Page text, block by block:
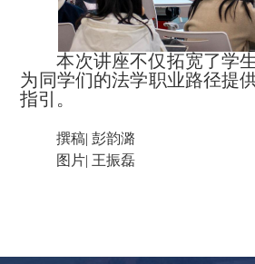
本次讲座不仅拓宽了学
为同学们的法学职业路径提
指引。
撰稿| 彭韵潞
图片| 王振磊